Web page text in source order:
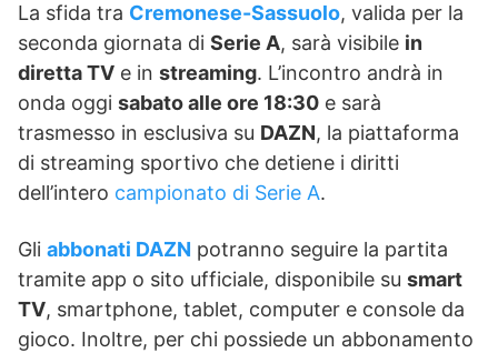
La sfida tra Cremonese-Sassuolo, valida per la
seconda giornata di Serie A, sarà visibile in
diretta TV e in streaming. L’incontro andrà in
onda oggi sabato alle ore 18:30 e sarà
trasmesso in esclusiva su DAZN, la piattaforma
di streaming sportivo che detiene i diritti
dell’intero campionato di Serie A.
Gli abbonati DAZN potranno seguire la partita
tramite app o sito ufficiale, disponibile su smart
TV, smartphone, tablet, computer e console da
gioco. Inoltre, per chi possiede un abbonamento